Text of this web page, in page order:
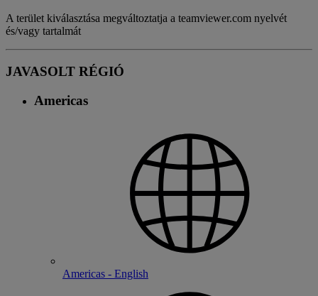
A terület kiválasztása megváltoztatja a teamviewer.com nyelvét
és/vagy tartalmát
JAVASOLT RÉGIÓ
Americas
Americas - English